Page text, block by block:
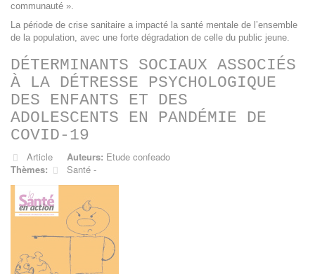
communauté ».
La période de crise sanitaire a impacté la santé mentale de l’ensemble
de la population, avec une forte dégradation de celle du public jeune.
DÉTERMINANTS SOCIAUX ASSOCIÉS
À LA DÉTRESSE PSYCHOLOGIQUE
DES ENFANTS ET DES
ADOLESCENTS EN PANDÉMIE DE
COVID-19
Article Auteurs: Etude confeado
Thèmes:
Santé